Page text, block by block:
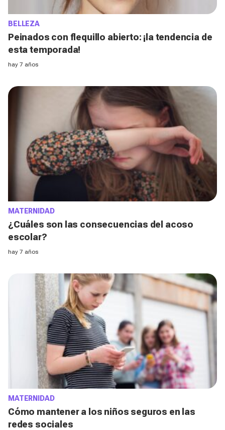
BELLEZA
Peinados con flequillo abierto: ¡la tendencia de
esta temporada!
hay 7 años
MATERNIDAD
¿Cuáles son las consecuencias del acoso
escolar?
hay 7 años
MATERNIDAD
Cómo mantener a los niños seguros en las
redes sociales